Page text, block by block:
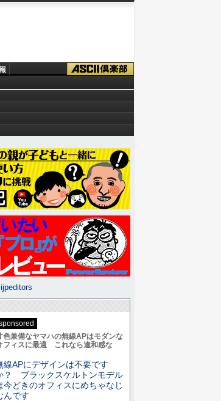
色兼備なヤマハの無線APはモダンな
フィスに最適 これなら違和感な
線APにデザインは不要です
？ ブラックスケルトンモデル
今どきのオフィスにめちゃなじ
んです